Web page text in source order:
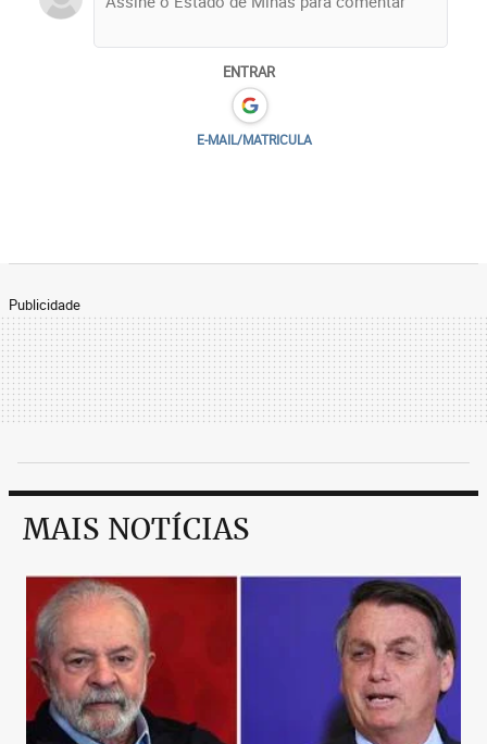
ENTRAR
E-MAIL/MATRICULA
Publicidade
MAIS NOTÍCIAS